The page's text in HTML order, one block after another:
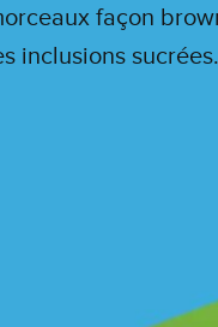
façon
inclusions sucrées.